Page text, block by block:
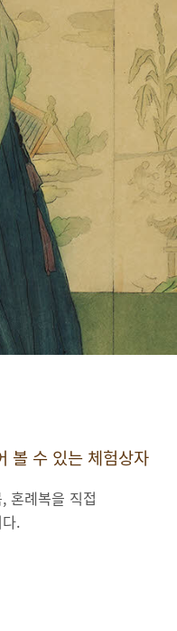
볼 수 있는 체험상자
혼례복을 직접
.